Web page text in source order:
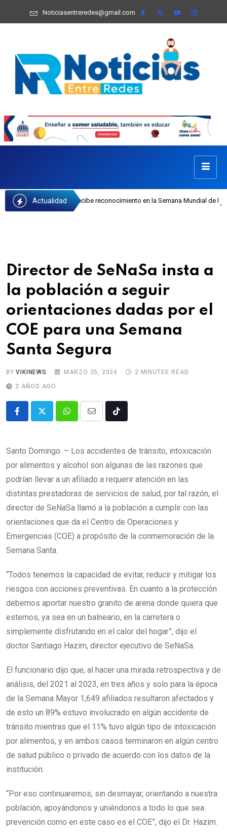
Noticiasentreredes@gmail.com
Actualidad
recibe reconocimiento en la Semana Mundial de la Lactancia Materna
Director de SeNaSa insta a
la población a seguir
orientaciones dadas por el
COE para una Semana
Santa Segura
BYVIKINEWS MARZO 25, 2024
2 MINUTES READ
2 AÑOS AGO
Santo Domingo. – Los accidentes de tránsito, intoxicación
por alimentos y alcohol son algunas de las razones que
podrían llevar a un afiliado a requerir atención en las
distintas prestadoras de servicios de salud, por tal razón, el
director de SeNaSa llamó a la población a cumplir con las
orientaciones que da el Centro de Operaciones y
Emergencias (COE) a propósito de la conmemoración de la
Semana Santa.
“Todos tenemos la capacidad de evitar, reducir y mitigar los
riesgos con acciones preventivas. En cuanto a la protección
debemos aportar nuestro granito de arena donde quiera que
estemos, ya sea en un balneario, en la carretera o
simplemente disfrutando en el calor del hogar”, dijo el
doctor Santiago Hazim, director ejecutivo de SeNaSa.
El funcionario dijo que, al hacer una mirada retrospectiva y de
análisis, del 2021 al 2023, en tres años y solo para la época
de la Semana Mayor 1,649 afiliados resultaron afectados y
de esto un 89% estuvo involucrado en algún accidente de
tránsito mientras que el 11% tuvo algún tipo de intoxicación
por alimentos, y en ambos casos terminaron en algún centro
de salud público o privado de acuerdo con los datos de la
institución.
“Por eso continuaremos, sin desmayar, orientando a nuestra
población, apoyándonos y uniéndonos a todo lo que sea
prevención como en este caso es el COE”, dijo el Dr. Hazim.